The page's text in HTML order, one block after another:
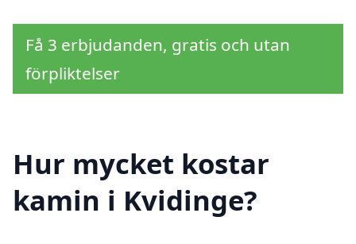
Få 3 erbjudanden, gratis och utan
förpliktelser
Hur mycket kostar
kamin i Kvidinge?